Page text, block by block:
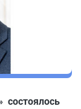
состоялось